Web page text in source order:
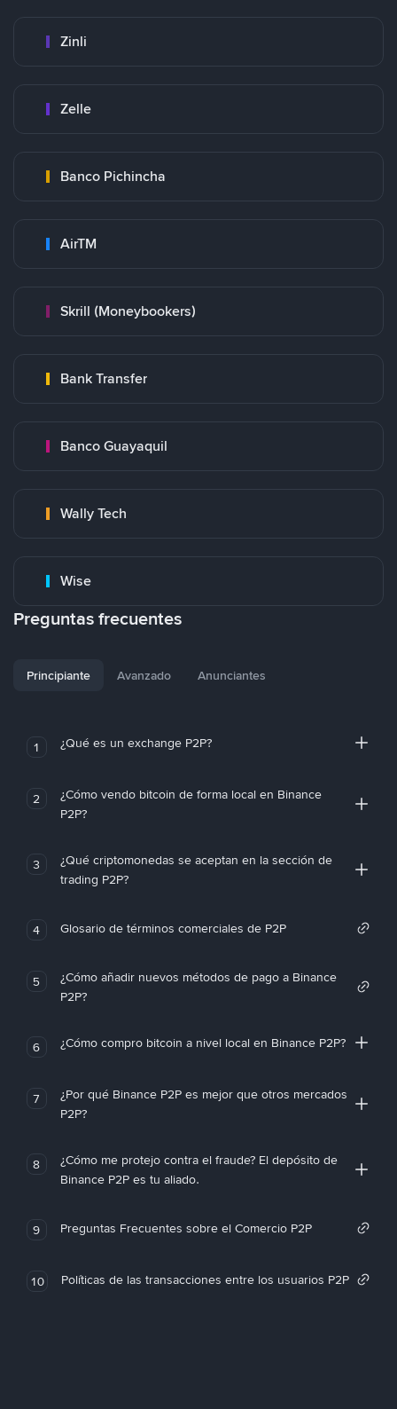
Zinli
Zelle
Banco Pichincha
AirTM
Skrill (Moneybookers)
Bank Transfer
Banco Guayaquil
Wally Tech
Wise
Preguntas frecuentes
Principiante Avanzado Anunciantes
1 ¿Qué es un exchange P2P?
2
¿Cómo vendo bitcoin de forma local en Binance
P2P?
3
¿Qué criptomonedas se aceptan en la sección de
trading P2P?
4 Glosario de términos comerciales de P2P
5
¿Cómo añadir nuevos métodos de pago a Binance
P2P?
6 ¿Cómo compro bitcoin a nivel local en Binance P2P?
7
¿Por qué Binance P2P es mejor que otros mercados
P2P?
8
¿Cómo me protejo contra el fraude? El depósito de
Binance P2P es tu aliado.
9 Preguntas Frecuentes sobre el Comercio P2P
10 Políticas de las transacciones entre los usuarios P2P